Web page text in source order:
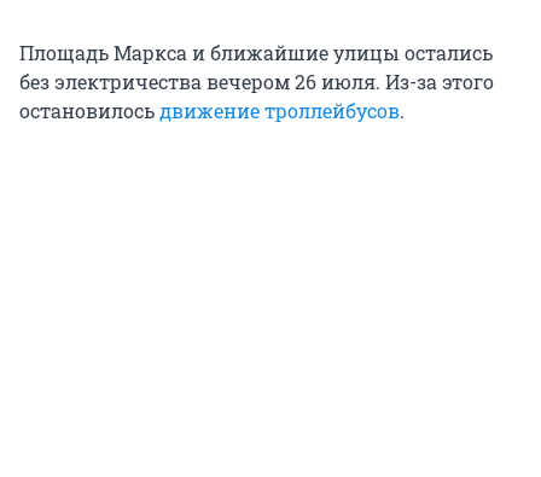
Площадь Маркса и ближайшие улицы остались
без электричества вечером 26 июля. Из-за этого
остановилосьдвижение троллейбусов.